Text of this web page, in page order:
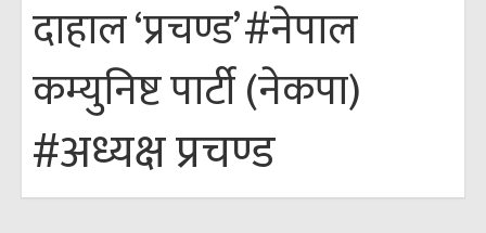
दाहाल ‘प्रचण्ड’#नेपाल
कम्युनिष्ट पार्टी (नेकपा)
#अध्यक्ष प्रचण्ड